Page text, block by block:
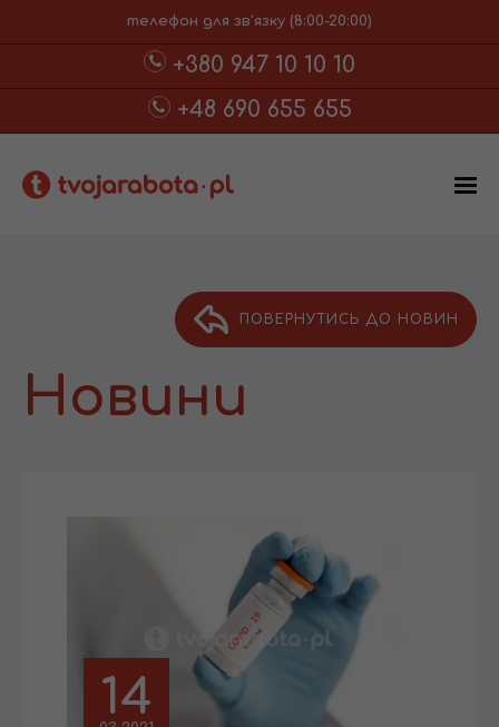
телефон для зв'язку (8:00-20:00)
+380 947 10 10 10
+48 690 655 655
ПОВЕРНУТИСЬ ДО НОВИН
Новини
14